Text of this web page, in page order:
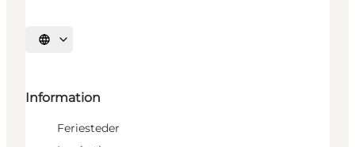
Vælg sprog
Information
Feriesteder